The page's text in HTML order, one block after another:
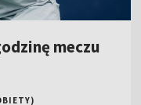
meczu